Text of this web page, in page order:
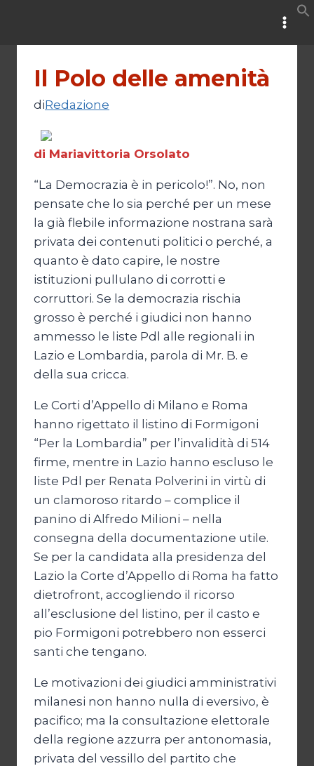
contenuto
Il Polo delle amenità
diRedazione
di Mariavittoria Orsolato
“La Democrazia è in pericolo!”. No, non
pensate che lo sia perché per un mese
la già flebile informazione nostrana sarà
privata dei contenuti politici o perché, a
quanto è dato capire, le nostre
istituzioni pullulano di corrotti e
corruttori. Se la democrazia rischia
grosso è perché i giudici non hanno
ammesso le liste Pdl alle regionali in
Lazio e Lombardia, parola di Mr. B. e
della sua cricca.
Le Corti d’Appello di Milano e Roma
hanno rigettato il listino di Formigoni
“Per la Lombardia” per l’invalidità di 514
firme, mentre in Lazio hanno escluso le
liste Pdl per Renata Polverini in virtù di
un clamoroso ritardo – complice il
panino di Alfredo Milioni – nella
consegna della documentazione utile.
Se per la candidata alla presidenza del
Lazio la Corte d’Appello di Roma ha fatto
dietrofront, accogliendo il ricorso
all’esclusione del listino, per il casto e
pio Formigoni potrebbero non esserci
santi che tengano.
Le motivazioni dei giudici amministrativi
milanesi non hanno nulla di eversivo, è
pacifico; ma la consultazione elettorale
della regione azzurra per antonomasia,
privata del vessillo del partito che